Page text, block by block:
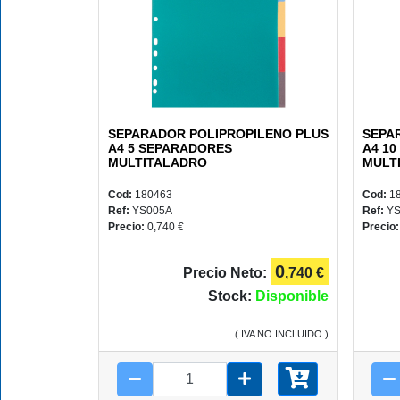
SEPARADOR POLIPROPILENO PLUS
A4 5 SEPARADORES
MULTITALADRO
Cod: 180463
Ref: YS005A
Precio: 0,740 €
Precio Neto: 0,740 €
Stock: Disponible
( IVA NO INCLUIDO )
A4 10
Cod:
Ref: